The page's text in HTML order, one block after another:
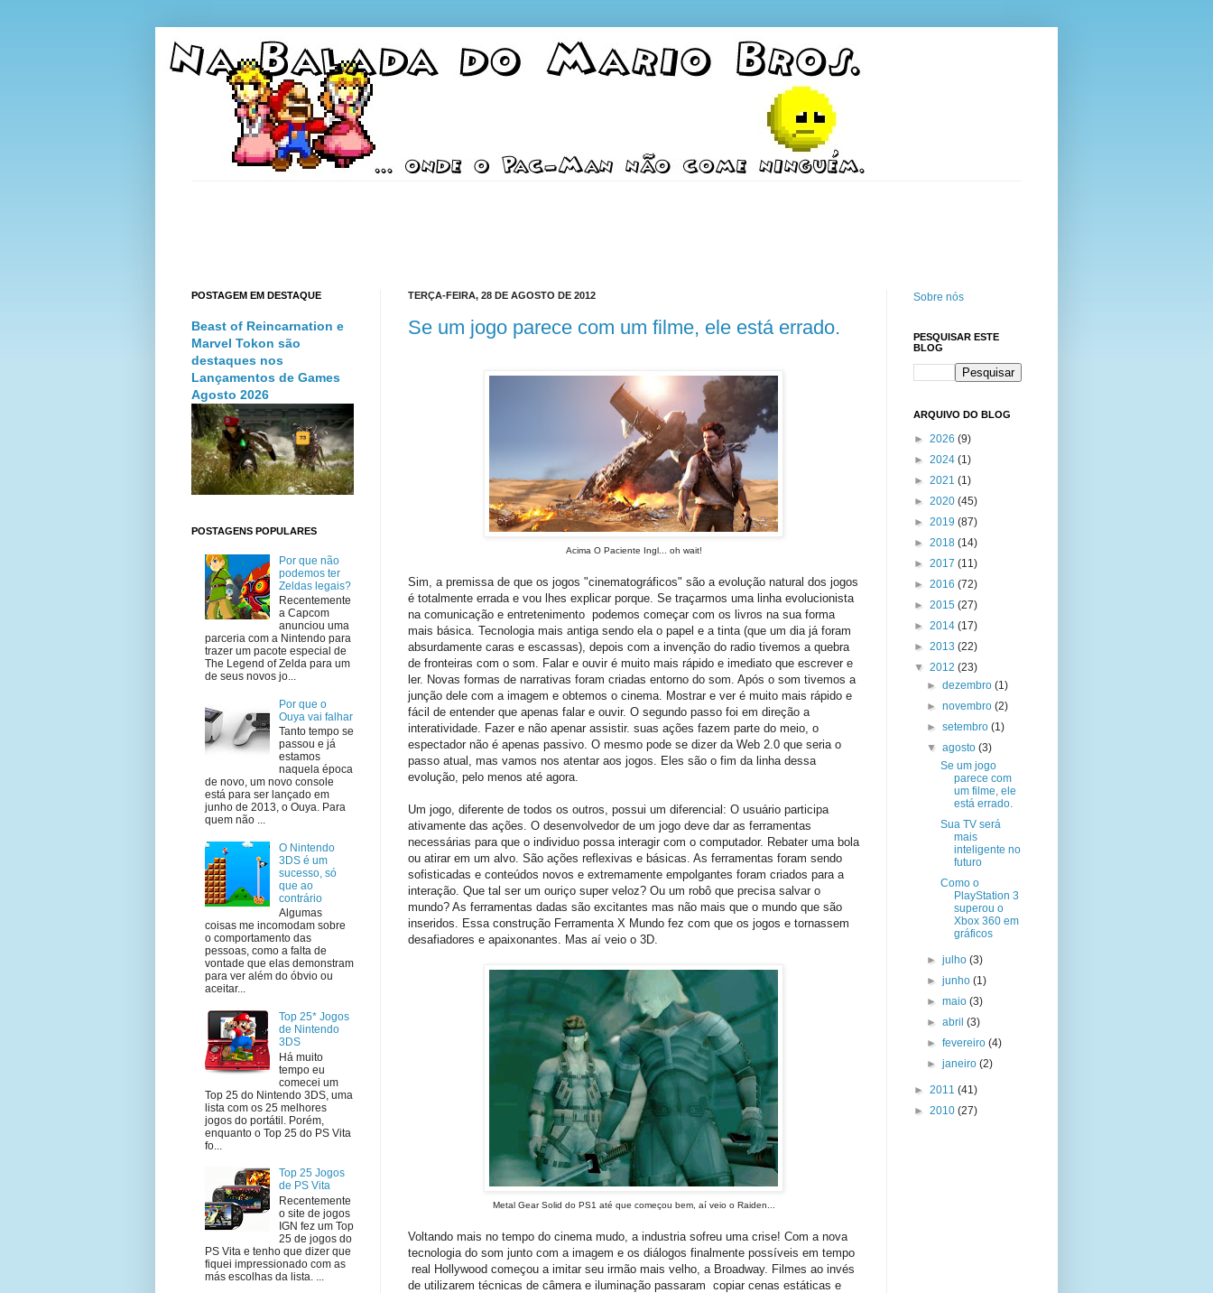
TERÇA-FEIRA, 28 DE AGOSTO DE 2012
Se um jogo parece com um filme, ele está errado.
Acima O Paciente Ingl... oh wait!
Sim, a premissa de que os jogos "cinematográficos" são a evolução natural dos jogos
é totalmente errada e vou lhes explicar porque. Se traçarmos uma linha evolucionista
na comunicação e entretenimento podemos começar com os livros na sua forma
mais básica. Tecnologia mais antiga sendo ela o papel e a tinta (que um dia já foram
absurdamente caras e escassas), depois com a invenção do radio tivemos a quebra
de fronteiras com o som. Falar e ouvir é muito mais rápido e imediato que escrever e
ler. Novas formas de narrativas foram criadas entorno do som. Após o som tivemos a
junção dele com a imagem e obtemos o cinema. Mostrar e ver é muito mais rápido e
fácil de entender que apenas falar e ouvir. O segundo passo foi em direção a
interatividade. Fazer e não apenar assistir. suas ações fazem parte do meio, o
espectador não é apenas passivo. O mesmo pode se dizer da Web 2.0 que seria o
passo atual, mas vamos nos atentar aos jogos. Eles são o fim da linha dessa
evolução, pelo menos até agora.
Um jogo, diferente de todos os outros, possui um diferencial: O usuário participa
ativamente das ações. O desenvolvedor de um jogo deve dar as ferramentas
necessárias para que o individuo possa interagir com o computador. Rebater uma bola
ou atirar em um alvo. São ações reflexivas e básicas. As ferramentas foram sendo
sofisticadas e conteúdos novos e extremamente empolgantes foram criados para a
interação. Que tal ser um ouriço super veloz? Ou um robô que precisa salvar o
mundo? As ferramentas dadas são excitantes mas não mais que o mundo que são
inseridos. Essa construção Ferramenta X Mundo fez com que os jogos e tornassem
desafiadores e apaixonantes. Mas aí veio o 3D.
Metal Gear Solid do PS1 até que começou bem, aíveio o Raiden...
Voltando mais no tempo do cinema mudo, a industria sofreu uma crise! Com a nova
tecnologia do som junto com a imagem e os diálogos finalmente possíveis em tempo
real Hollywood começou a imitar seu irmão mais velho, a Broadway. Filmes ao invés
de utilizarem técnicas de câmera e iluminação passaram copiar cenas estáticas e
POSTAGEM EM DESTAQUE
Beast of Reincarnation e
Marvel Tokon são
destaques nos
Lançamentos de Games
Agosto 2026
POSTAGENS POPULARES
Por que não
podemos ter
Zeldas legais?
Recentemente
a Capcom
anunciou uma
parceria com a Nintendo para
trazer um pacote especial de
The Legend of Zelda para um
de seus novos jo...
Por que o
Ouya vai falhar
Tanto tempo se
passou e já
estamos
naquela época
de novo, um novo console
está para ser lançado em
junho de 2013, o Ouya. Para
quem não ...
O Nintendo
3DS é um
sucesso, só
que ao
contrário
Algumas
coisas me incomodam sobre
o comportamento das
pessoas, como a falta de
vontade que elas demonstram
para ver além do óbvio ou
aceitar...
Top 25* Jogos
de Nintendo
3DS
Há muito
tempo eu
comecei um
Top 25 do Nintendo 3DS, uma
lista com os 25 melhores
jogos do portátil. Porém,
enquanto o Top 25 do PS Vita
fo...
Top 25 Jogos
de PS Vita
Recentemente
o site de jogos
IGN fez um Top
25 de jogos do
PS Vita e tenho que dizer que
fiquei impressionado com as
más escolhas da lista. ...
Sobre nós
PESQUISAR ESTE
BLOG
ARQUIVO DO BLOG
► 2026 (9)
► 2024 (1)
► 2021 (1)
► 2020 (45)
► 2019 (87)
► 2018 (14)
► 2017 (11)
► 2016 (72)
► 2015 (27)
► 2014 (17)
► 2013 (22)
▼ 2012 (23)
►dezembro(1)
►novembro(2)
►setembro(1)
▼agosto(3)
Se um jogo
parece com
um filme, ele
está errado.
Sua TV será
mais
inteligente no
futuro
Como o
PlayStation 3
superou o
Xbox 360 em
gráficos
►julho(3)
►junho(1)
►maio(3)
►abril(3)
►fevereiro(4)
►janeiro(2)
► 2011 (41)
► 2010 (27)